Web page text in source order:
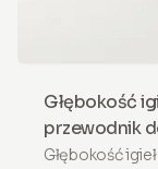
Głębokość
przewodnik
Głębokość